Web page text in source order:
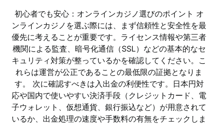
初心者でも安心：オンラインカジノ選びのポイント オ
ンラインカジノを選ぶ際には、まず信頼性と安全性を最
優先に考えることが重要です。ライセンス情報や第三者
機関による監査、暗号化通信（SSL）などの基本的なセ
キュリティ対策が整っているかを確認してください。こ
れらは運営が公正であることの最低限の証拠となりま
す。 次に確認すべきは入出金の利便性です。日本円対
応や国内で使いやすい決済手段（クレジットカード、電
子ウォレット、仮想通貨、銀行振込など）が用意されて
いるか、出金処理の速度や手数料の有無をチェックしま